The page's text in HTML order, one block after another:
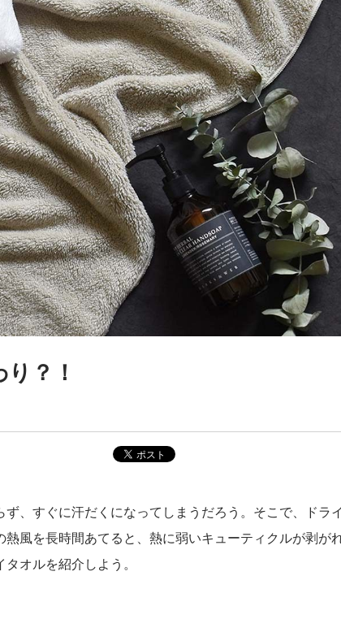
？！
、すぐに汗だくになってしまうだろう。そこで、ドラ
風を長時間あてると、熱に弱いキューティクルが剥が
オルを紹介しよう。